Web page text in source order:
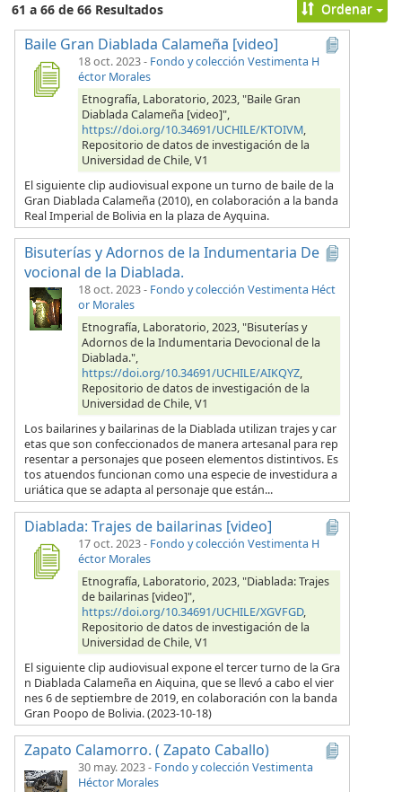
61 a 66 de 66 Resultados Ordenar
Baile Gran Diablada Calameña [video]
18 oct. 2023- Fondo y colección Vestimenta H
éctor Morales
Etnografía, Laboratorio, 2023, "Baile Gran
Diablada Calameña [video]",
https://doi.org/10.34691/UCHILE/KTOIVM,
Repositorio de datos de investigación de la
Universidad de Chile, V1
El siguiente clip audiovisual expone un turno de baile de la
Gran Diablada Calameña (2010), en colaboración a la banda
Real Imperial de Bolivia en la plaza de Ayquina.
Bisuterías y Adornos de la Indumentaria De
vocional de la Diablada.
18 oct. 2023- Fondo y colección Vestimenta Héct
or Morales
Etnografía, Laboratorio, 2023, "Bisuterías y
Adornos de la Indumentaria Devocional de la
Diablada.",
https://doi.org/10.34691/UCHILE/AIKQYZ,
Repositorio de datos de investigación de la
Universidad de Chile, V1
Los bailarines y bailarinas de la Diablada utilizan trajes y car
etas que son confeccionados de manera artesanal para rep
resentar a personajes que poseen elementos distintivos. Es
tos atuendos funcionan como una especie de investidura a
uriática que se adapta al personaje que están...
Diablada: Trajes de bailarinas [video]
17 oct. 2023- Fondo y colección Vestimenta H
éctor Morales
Etnografía, Laboratorio, 2023, "Diablada: Trajes
de bailarinas [video]",
https://doi.org/10.34691/UCHILE/XGVFGD,
Repositorio de datos de investigación de la
Universidad de Chile, V1
El siguiente clip audiovisual expone el tercer turno de la Gra
n Diablada Calameña en Aiquina, que se llevó a cabo el vier
nes 6 de septiembre de 2019, en colaboración con la banda
Gran Poopo de Bolivia. (2023-10-18)
Zapato Calamorro. ( Zapato Caballo)
30 may. 2023- Fondo y colección Vestimenta
Héctor Morales